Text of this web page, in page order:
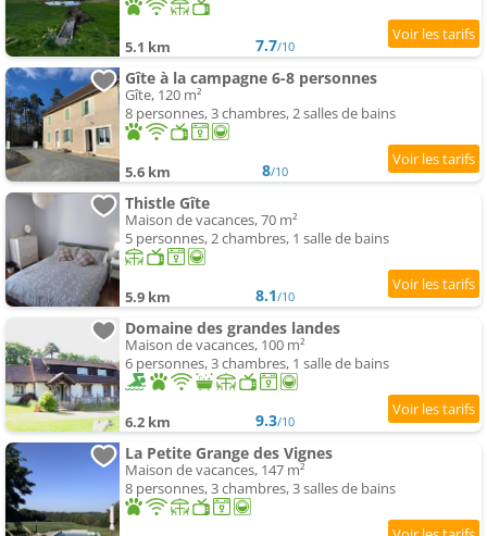
5.1 km 7.7/10
Gîte à la campagne 6-8 personnes
Gîte, 120 m²
8 personnes, 3 chambres, 2 salles de bains
5.6 km 8/10
Thistle Gîte
Maison de vacances, 70 m²
5 personnes, 2 chambres, 1 salle de bains
5.9 km 8.1/10
Domaine des grandes landes
Maison de vacances, 100 m²
6 personnes, 3 chambres, 1 salle de bains
6.2 km 9.3/10
La Petite Grange des Vignes
Maison de vacances, 147 m²
8 personnes, 3 chambres, 3 salles de bains